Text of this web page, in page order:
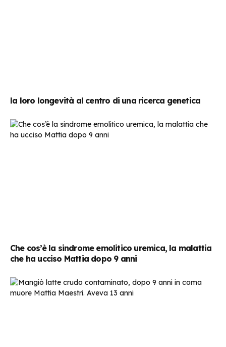
la loro longevità al centro di una ricerca genetica
Che cos’è la sindrome emolitico uremica, la malattia
che ha ucciso Mattia dopo 9 anni